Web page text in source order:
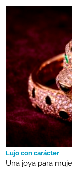
Lujo con carácter
Una joya para